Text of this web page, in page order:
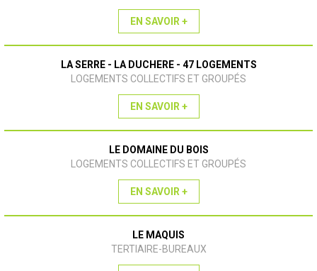
EN SAVOIR +
LA SERRE - LA DUCHERE - 47 LOGEMENTS
LOGEMENTS COLLECTIFS ET GROUPÉS
EN SAVOIR +
LE DOMAINE DU BOIS
LOGEMENTS COLLECTIFS ET GROUPÉS
EN SAVOIR +
LE MAQUIS
TERTIAIRE-BUREAUX